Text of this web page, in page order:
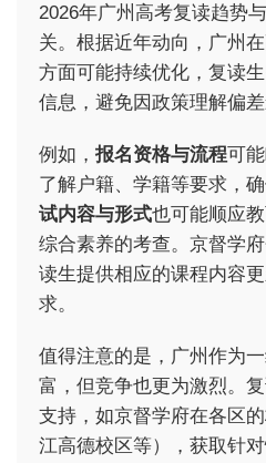
2026年广州高考复读趋势
关。根据近年动向，广州
方面可能持续优化，复读
信息，避免因政策理解偏差
例如， 报名资格与流程可
了解户籍、学籍等要求，
试内容与形式也可能顺应
综合素养的考查。京督学
读生提供相应的课程内容
求。
值得注意的是，广州作为
富，但竞争也更为激烈。
支持，如京督学府在各区
江高德校区等），获取针